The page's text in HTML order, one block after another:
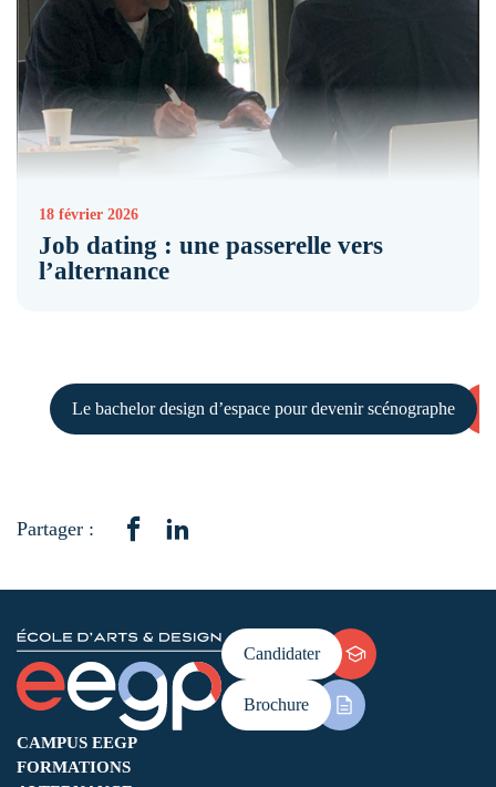
18 février 2026
Job dating : une passerelle vers
l’alternance
Le bachelor design d’espace pour devenir scénographe
Partager :
Candidater
Brochure
CAMPUS EEGP
FORMATIONS